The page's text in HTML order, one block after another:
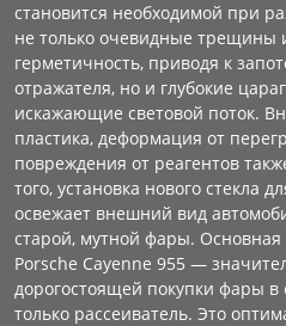
становится необходимой при
не только очевидные трещины
герметичность, приводя к
отражателя, но и глубокие
искажающие световой поток.
пластика, деформация от
повреждения от реагентов
того, установка нового стекла
освежает внешний вид
старой, мутной фары. Основная
Porsche Cayenne 955 —
дорогостоящей покупки фары
только рассеиватель. Это